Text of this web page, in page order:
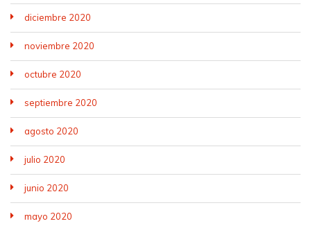
diciembre 2020
noviembre 2020
octubre 2020
septiembre 2020
agosto 2020
julio 2020
junio 2020
mayo 2020